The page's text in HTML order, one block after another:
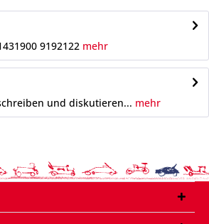
9192122 mehr
und diskutieren... mehr